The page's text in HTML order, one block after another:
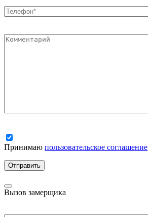
Принимаю пользовательское соглашение
Вызов замерщика